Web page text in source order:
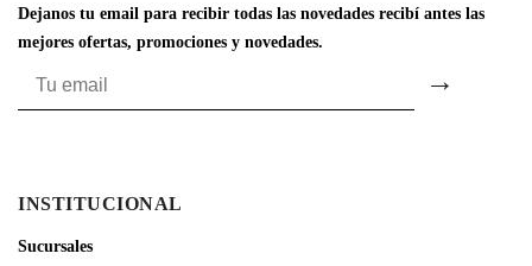
Dejanos tu email para recibir todas las novedades recibí antes las
mejores ofertas, promociones y novedades.
INSTITUCIONAL
Sucursales